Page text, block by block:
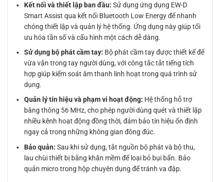
Kết nối và thiết lập ban đầu: Sử dụng ứng dụng EW-D
Smart Assist qua kết nối Bluetooth Low Energy để nhanh
chóng thiết lập và quản lý hệ thống. Ứng dụng này giúp tối
ưu hóa tần số và cấu hình một cách dễ dàng.
Sử dụng bộ phát cầm tay: Bộ phát cầm tay được thiết kế để
vừa vặn trong tay người dùng, với công tắc tắt tiếng tích
hợp giúp kiểm soát âm thanh linh hoạt trong quá trình sử
dụng.
Quản lý tín hiệu và phạm vi hoạt động: Hệ thống hỗ trợ
băng thông 56 MHz, cho phép người dùng quét và thiết lập
nhiều kênh hoạt động đồng thời, đảm bảo tín hiệu ổn định
ngay cả trong những không gian đông đúc.
Bảo quản: Sau khi sử dụng, tắt nguồn bộ phát và bộ thu,
lau chùi thiết bị bằng khăn mềm để loại bỏ bụi bẩn. Bảo
quản micro trong hộp chuyên dụng để tránh va đập.